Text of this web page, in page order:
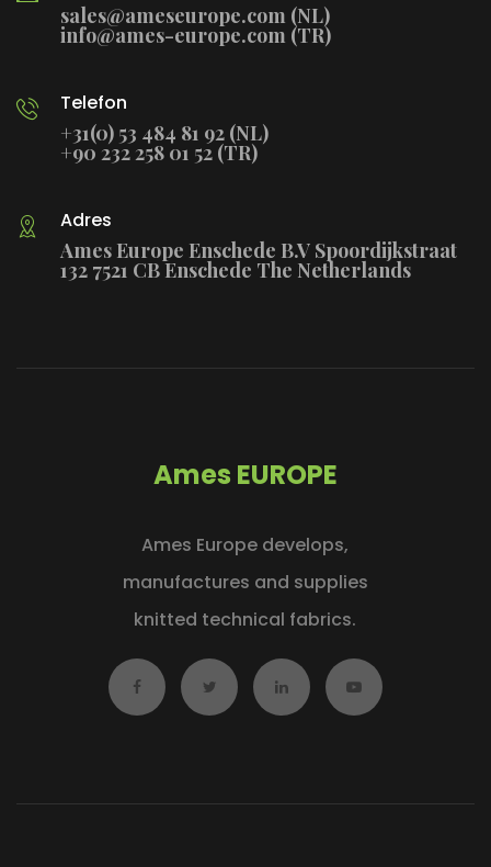
sales@ameseurope.com (NL)
info@ames-europe.com (TR)
Telefon
+31(0) 53 484 81 92 (NL)
+90 232 258 01 52 (TR)
Adres
Ames Europe Enschede B.V Spoordijkstraat
132 7521 CB Enschede The Netherlands
Ames EUROPE
Ames Europe develops,
manufactures and supplies
knitted technical fabrics.